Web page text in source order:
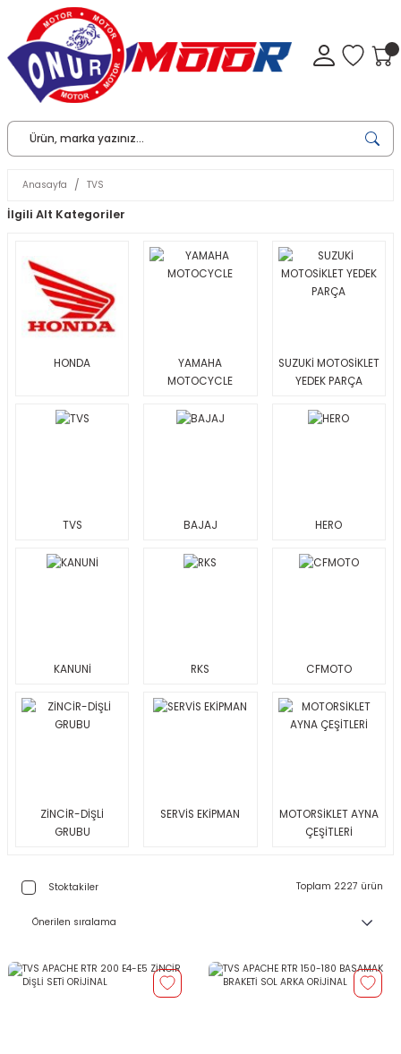
Anasayfa TVS
İlgili Alt Kategoriler
HONDA
YAMAHA
MOTOCYCLE
SUZUKİ MOTOSİKLET
YEDEK PARÇA
TVS BAJAJ HERO
KANUNİ RKS CFMOTO
ZİNCİR-DİŞLİ
GRUBU
SERVİS EKİPMAN
MOTORSİKLET AYNA
ÇEŞİTLERİ
Stoktakiler Toplam 2227 ürün